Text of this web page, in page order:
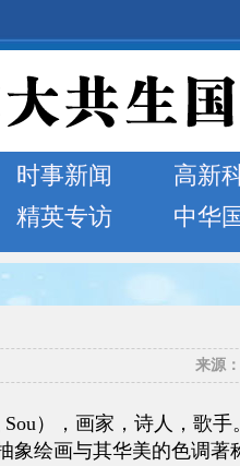
时事新闻 高新
精英专访 中华
来源：
），画家，诗人，歌手
象绘画与其华美的色调